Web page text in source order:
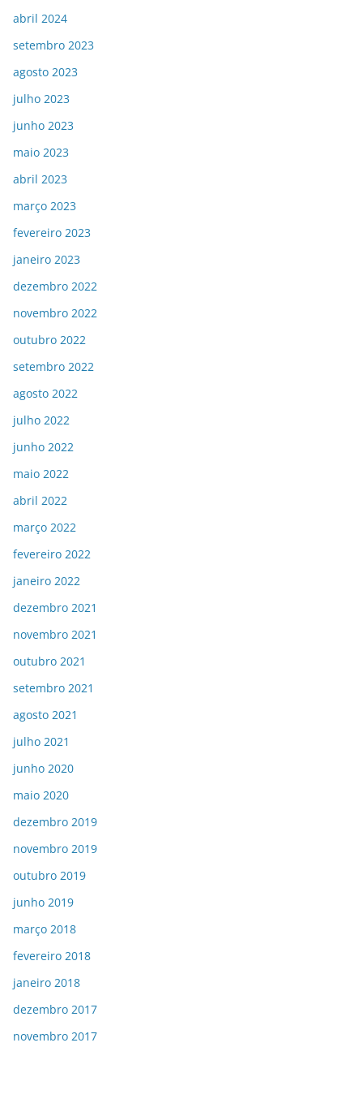
abril 2024
setembro 2023
agosto 2023
julho 2023
junho 2023
maio 2023
abril 2023
março 2023
fevereiro 2023
janeiro 2023
dezembro 2022
novembro 2022
outubro 2022
setembro 2022
agosto 2022
julho 2022
junho 2022
maio 2022
abril 2022
março 2022
fevereiro 2022
janeiro 2022
dezembro 2021
novembro 2021
outubro 2021
setembro 2021
agosto 2021
julho 2021
junho 2020
maio 2020
dezembro 2019
novembro 2019
outubro 2019
junho 2019
março 2018
fevereiro 2018
janeiro 2018
dezembro 2017
novembro 2017